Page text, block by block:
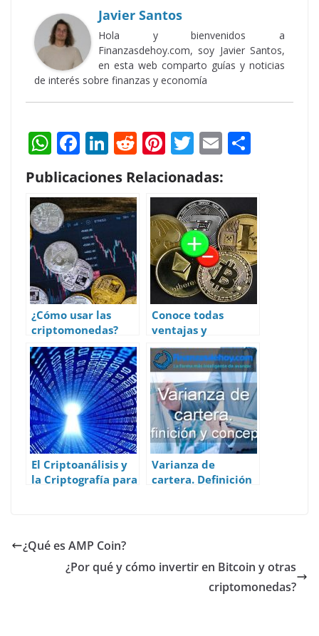
Javier Santos
Hola y bienvenidos a
Finanzasdehoy.com, soy Javier Santos,
en esta web comparto guías y noticias
de interés sobre finanzas y economía
W
h
at
s
A
p
p
F
ac
e
b
o
o
k
Li
k
e
dI
n
R
e
d
di
Pi
nt
er
e
st
T
w
itt
er
E
ai
l e
Publicaciones Relacionadas:
¿Cómo usar las
criptomonedas?
Conoce todas
ventajas y
desventajas de
invertir en
criptomonedas
El Criptoanálisis y
la Criptografía para
Varianza de
cartera. Definición
¿Qué es AMP Coin?
¿Por qué y cómo invertir en Bitcoin y otras
criptomonedas?